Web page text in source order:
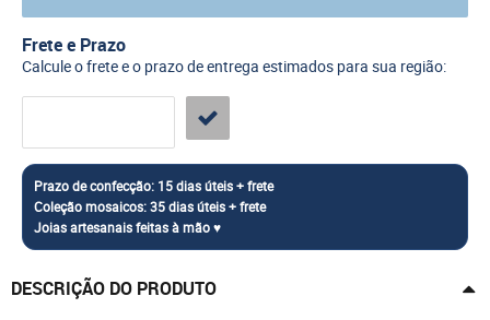
Frete e Prazo
Calcule o frete e o prazo de entrega estimados para sua região:
DESCRIÇÃO DO PRODUTO